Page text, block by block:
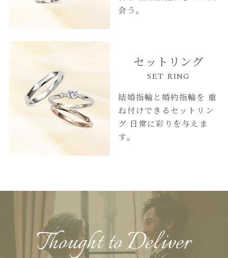
会う。
セットリング
SET RING
結婚指輪と婚約指輪を 重
ね付けできるセットリン
グ 日常に彩りを与えま
す。
Thought to Deliver